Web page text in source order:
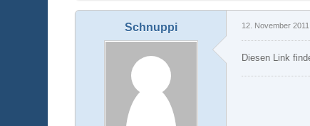
Schnuppi 12. November
Diesen Link